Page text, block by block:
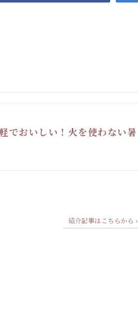
でおいしい！火を使わない暑
紹介記事はこちらから ›